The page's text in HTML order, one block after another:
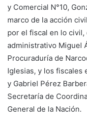
y Comercial N°10,
marco de la acción
por el fiscal en lo
administrativo Miguel
Procuraduría de
Iglesias, y los fiscales
y Gabriel Pérez
Secretaría de
General de la Nación.